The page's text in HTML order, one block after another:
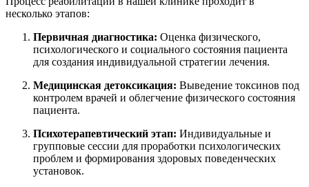
несколько этапов:
Первичная диагностика: Оценка физического,
психологического и социального состояния пациента
для создания индивидуальной стратегии лечения.
Медицинская детоксикация: Выведение токсинов под
контролем врачей и облегчение физического состояния
пациента.
Психотерапевтический этап: Индивидуальные и
групповые сессии для проработки психологических
проблем и формирования здоровых поведенческих
установок.